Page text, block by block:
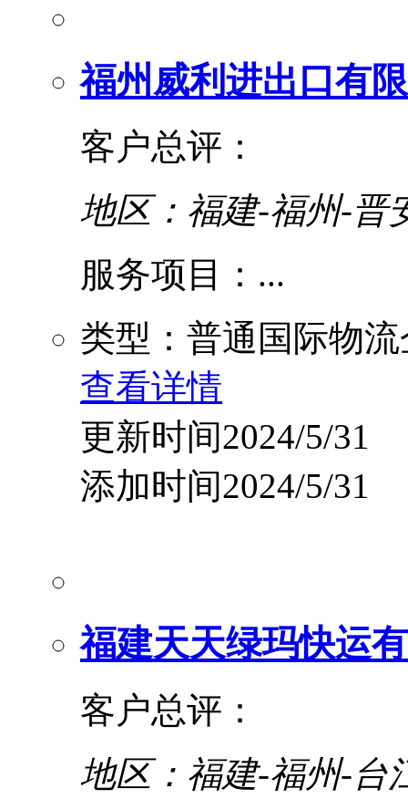
福州威利进出口有
客户总评：
地区：福建-福州-晋
服务项目：...
类型：普通国际物
查看详情
更新时间2024/5/31
添加时间2024/5/31
福建天天绿玛快运
客户总评：
地区：福建-福州-台